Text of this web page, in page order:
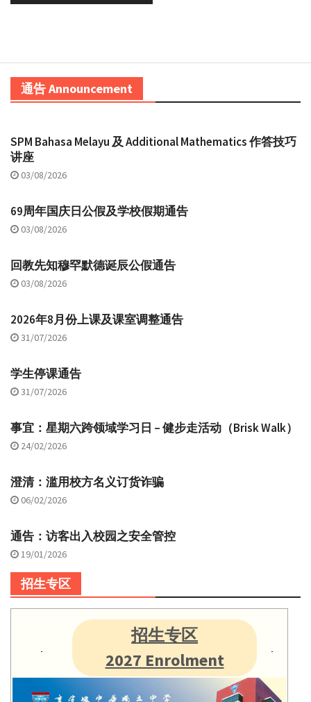
通告 Announcement
SPM Bahasa Melayu 及 Additional Mathematics 作答技巧
讲座
03/08/2026
69周年国庆日公假及学校假期通告
03/08/2026
回教先知穆罕默德诞辰公假通告
03/08/2026
2026年8月份上课及课室调整通告
31/07/2026
学生停课通告
31/07/2026
事宜：星期六跨领域学习日 – 健步走活动（Brisk Walk）
24/02/2026
澄清：滥用校方名义订货诈骗
06/02/2026
通告：访客出入校园之安全管控
19/01/2026
招生专区
招生专区
2027 Enrolment